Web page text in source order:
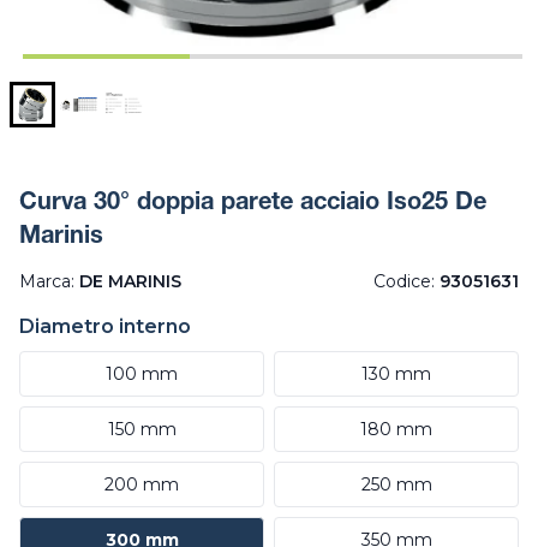
Curva 30° doppia parete acciaio Iso25 De
Marinis
Marca: DE MARINIS Codice: 93051631
Diametro interno
100 mm 130 mm
150 mm 180 mm
200 mm 250 mm
300 mm 350 mm